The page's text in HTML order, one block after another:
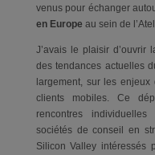
venus pour échanger
en Europe au sein de
J’avais le plaisir d’ouvrir
des tendances actuelles
largement, sur les
clients mobiles. Ce
rencontres
sociétés de conseil en
Silicon Valley intéressés